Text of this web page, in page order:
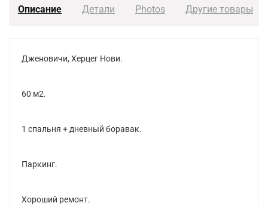
Описание Детали Photos Другие товары
Дженовичи, Херцег Нови.
60 м2.
1 спальня + дневный боравак.
Паркинг.
Хороший ремонт.